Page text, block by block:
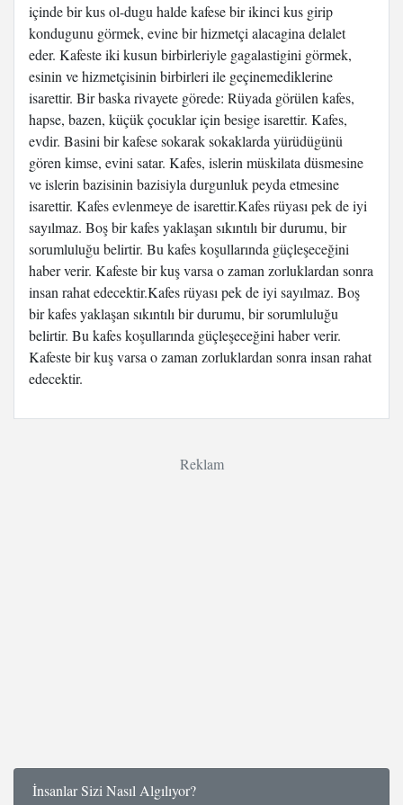
içinde bir kus ol-dugu halde kafese bir ikinci kus girip
kondugunu görmek, evine bir hizmetçi alacagina delalet
eder. Kafeste iki kusun birbirleriyle gagalastigini görmek,
esinin ve hizmetçisinin birbirleri ile geçinemediklerine
isarettir. Bir baska rivayete görede: Rüyada görülen kafes,
hapse, bazen, küçük çocuklar için besige isarettir. Kafes,
evdir. Basini bir kafese sokarak sokaklarda yürüdügünü
gören kimse, evini satar. Kafes, islerin müskilata düsmesine
ve islerin bazisinin bazisiyla durgunluk peyda etmesine
isarettir. Kafes evlenmeye de isarettir.Kafes rüyası pek de iyi
sayılmaz. Boş bir kafes yaklaşan sıkıntılı bir durumu, bir
sorumluluğu belirtir. Bu kafes koşullarında güçleşeceğini
haber verir. Kafeste bir kuş varsa o zaman zorluklardan sonra
insan rahat edecektir.Kafes rüyası pek de iyi sayılmaz. Boş
bir kafes yaklaşan sıkıntılı bir durumu, bir sorumluluğu
belirtir. Bu kafes koşullarında güçleşeceğini haber verir.
Kafeste bir kuş varsa o zaman zorluklardan sonra insan rahat
edecektir.
Reklam
İnsanlar Sizi Nasıl Algılıyor?